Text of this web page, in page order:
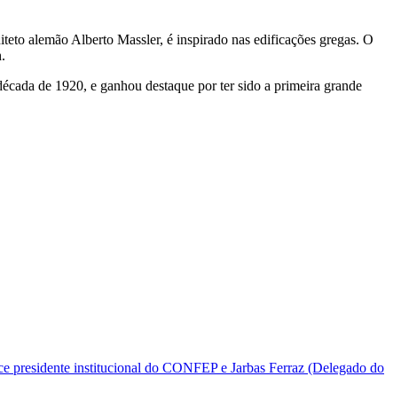
alemão Alberto Massler, é inspirado nas edificações gregas. O
de 1920, e ganhou destaque por ter sido a primeira grande
presidente institucional do CONFEP e Jarbas Ferraz (Delegado do